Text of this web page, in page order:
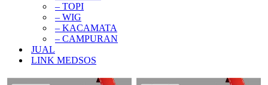
– TOPI
– WIG
– KACAMATA
– CAMPURAN
JUAL
LINK MEDSOS